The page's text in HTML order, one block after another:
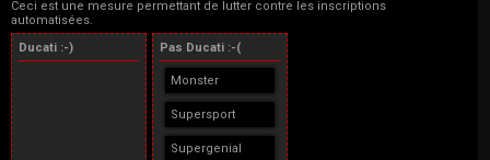
Ceci est une mesure permettant de lutter contre les inscriptions
automatisées.
Ducati :-)
Pas Ducati :-(
Monster
Supersport
Supergenial